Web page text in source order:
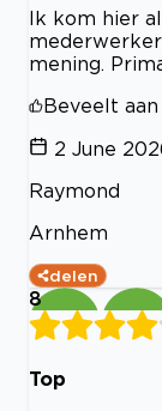
Ik kom hier
mening.
Beveelt aan
2 June
Raymond
Arnhem
delen
8
Top